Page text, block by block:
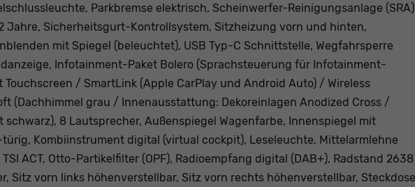
Parkbremse elektrisch, Scheinwerfer-Reinigungsanlage
Jahre, Sicherheitsgurt-Kontrollsystem, Sitzheizung vorn und hinten,
mit Spiegel (beleuchtet), USB Typ-C Schnittstelle, Wegfahrsperre
Infotainment-Paket Bolero (Sprachsteuerung für Infotainment-
/ SmartLink (Apple CarPlay und Android Auto) / Wireless
(Dachhimmel grau / Innenausstattung: Dekoreinlagen Anodized Cross /
8 Lautsprecher, Außenspiegel Wagenfarbe, Innenspiegel mit
Kombiinstrument digital (virtual cockpit), Leseleuchte, Mittelarmlehne
TSI ACT, Otto-Partikelfilter (OPF), Radioempfang digital (DAB+), Radstand 2638
Sitz vorn links höhenverstellbar, Sitz vorn rechts höhenverstellbar, Steckdose